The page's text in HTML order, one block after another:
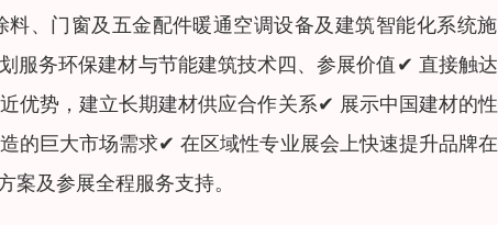
、门窗及五金配件暖通空调设备及建筑智能化系统
服务环保建材与节能建筑技术四、参展价值✔ 直接触
优势，建立长期建材供应合作关系✔ 展示中国建材的
的巨大市场需求✔ 在区域性专业展会上快速提升品牌
及参展全程服务支持。